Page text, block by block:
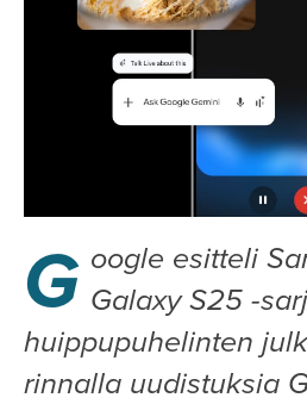
G oogle esitteli
Galaxy S25 -
huippupuhelinten
rinnalla uudistuksia